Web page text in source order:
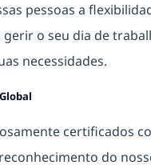
pessoas a
gerir o seu dia de
necessidades.
certificados
do